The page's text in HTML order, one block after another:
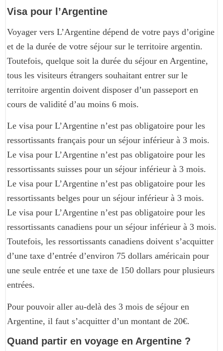
Visa pour l’Argentine
Voyager vers L’Argentine dépend de votre pays d’origine
et de la durée de votre séjour sur le territoire argentin.
Toutefois, quelque soit la durée du séjour en Argentine,
tous les visiteurs étrangers souhaitant entrer sur le
territoire argentin doivent disposer d’un passeport en
cours de validité d’au moins 6 mois.
Le visa pour L’Argentine n’est pas obligatoire pour les
ressortissants français pour un séjour inférieur à 3 mois.
Le visa pour L’Argentine n’est pas obligatoire pour les
ressortissants suisses pour un séjour inférieur à 3 mois.
Le visa pour L’Argentine n’est pas obligatoire pour les
ressortissants belges pour un séjour inférieur à 3 mois.
Le visa pour L’Argentine n’est pas obligatoire pour les
ressortissants canadiens pour un séjour inférieur à 3 mois.
Toutefois, les ressortissants canadiens doivent s’acquitter
d’une taxe d’entrée d’environ 75 dollars américain pour
une seule entrée et une taxe de 150 dollars pour plusieurs
entrées.
Pour pouvoir aller au-delà des 3 mois de séjour en
Argentine, il faut s’acquitter d’un montant de 20€.
Quand partir en voyage en Argentine ?